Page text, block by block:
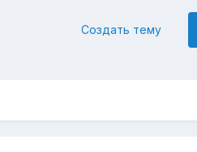
Создать тему